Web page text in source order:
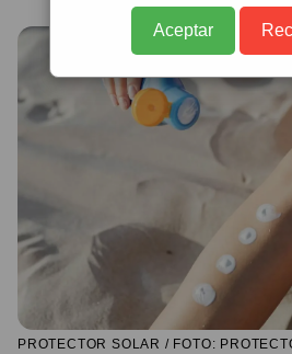
PROTECTOR SOLAR / FOTO:
Aceptar